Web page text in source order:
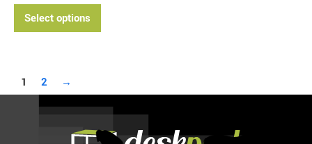
Select options
1 2 →